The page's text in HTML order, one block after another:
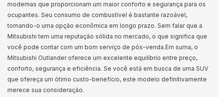
modernas que proporcionam um maior conforto e segurança para os
ocupantes. Seu consumo de combustível é bastante razoável,
tornando-o uma opção econômica em longo prazo. Sem falar que a
Mitsubishi tem uma reputação sólida no mercado, o que significa que
você pode contar com um bom serviço de pós-venda.Em suma, o
Mitsubishi Outlander oferece um excelente equilíbrio entre preço,
conforto, segurança e eficiência. Se você está em busca de uma SUV
que ofereça um ótimo custo-benefício, este modelo definitivamente
merece sua consideração.